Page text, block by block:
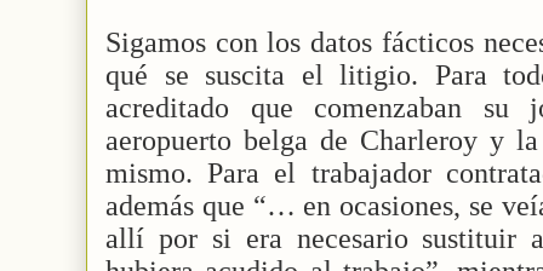
Sigamos con los datos fácticos
qué se suscita el litigio. Para
acreditado que comenzaban
aeropuerto belga de Charleroy y
mismo. Para el trabajador
además que “… en ocasiones, se
allí por si era necesario sustituir